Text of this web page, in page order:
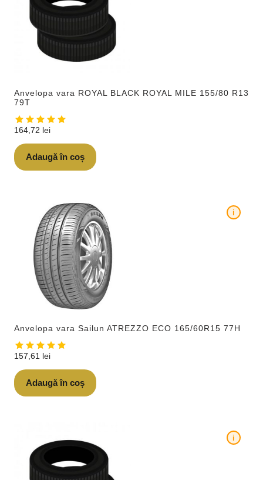
Anvelopa vara ROYAL BLACK ROYAL MILE 155/80 R13
79T
164,72 lei
Adaugă în coș
Anvelopa vara Sailun ATREZZO ECO 165/60R15 77H
i
157,61 lei
Adaugă în coș
i